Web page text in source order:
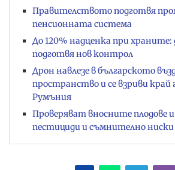
Правителството подготвя
пенсионната система
До 120% надценка при
подготвя нов контрол
Дрон навлезе в българското
пространство и се взриви край
Румъния
Проверяват вносните плодове и
пестициди и съмнително ниски